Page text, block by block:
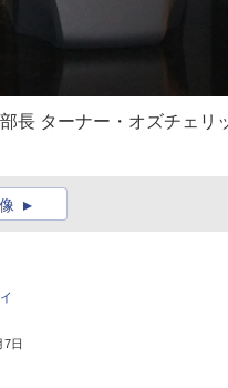
長 ターナー・オズチェリ
7日